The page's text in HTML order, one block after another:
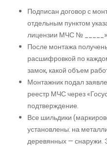
Подписан договор с
отдельным пунктом
лицензии МЧС №
После монтажа
расшифровкой по
замок, какой объем
Монтажник подал
реестр МЧС через
подтверждение.
Все шильдики
установлены: на
деревянных — снаружи.